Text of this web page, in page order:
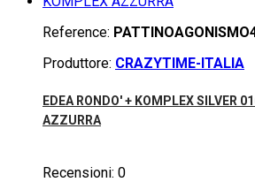
Reference:
Produttore: CRAZYTIME-ITALIA
EDEA RONDO' + KOMPLEX SILVER
AZZURRA
Recensioni: 0